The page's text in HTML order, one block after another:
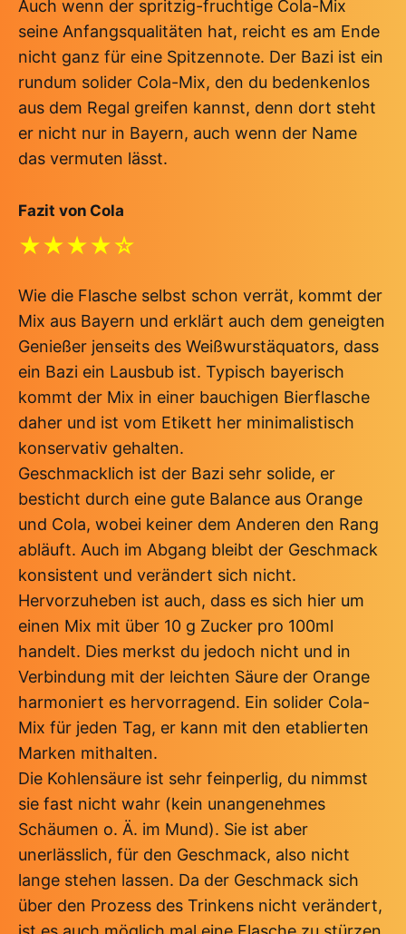
Auch wenn der spritzig-fruchtige Cola-Mix
seine Anfangsqualitäten hat, reicht es am Ende
nicht ganz für eine Spitzennote. Der Bazi ist ein
rundum solider Cola-Mix, den du bedenkenlos
aus dem Regal greifen kannst, denn dort steht
er nicht nur in Bayern, auch wenn der Name
das vermuten lässt.
Fazit von Cola
★★★★☆
Wie die Flasche selbst schon verrät, kommt der
Mix aus Bayern und erklärt auch dem geneigten
Genießer jenseits des Weißwurstäquators, dass
ein Bazi ein Lausbub ist. Typisch bayerisch
kommt der Mix in einer bauchigen Bierflasche
daher und ist vom Etikett her minimalistisch
konservativ gehalten.
Geschmacklich ist der Bazi sehr solide, er
besticht durch eine gute Balance aus Orange
und Cola, wobei keiner dem Anderen den Rang
abläuft. Auch im Abgang bleibt der Geschmack
konsistent und verändert sich nicht.
Hervorzuheben ist auch, dass es sich hier um
einen Mix mit über 10 g Zucker pro 100ml
handelt. Dies merkst du jedoch nicht und in
Verbindung mit der leichten Säure der Orange
harmoniert es hervorragend. Ein solider Cola-
Mix für jeden Tag, er kann mit den etablierten
Marken mithalten.
Die Kohlensäure ist sehr feinperlig, du nimmst
sie fast nicht wahr (kein unangenehmes
Schäumen o. Ä. im Mund). Sie ist aber
unerlässlich, für den Geschmack, also nicht
lange stehen lassen. Da der Geschmack sich
über den Prozess des Trinkens nicht verändert,